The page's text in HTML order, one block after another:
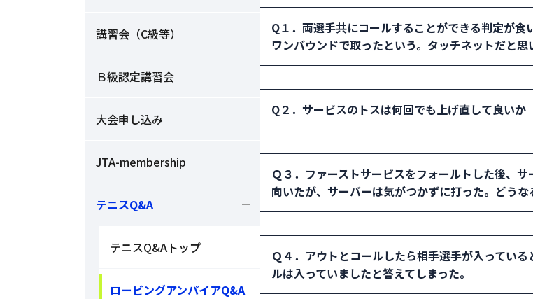
Q１．両選手共にコールすることができる判定が
ワンバウンドで取ったという。タッチネットだと
解決例：両選手の話を引き出し､状況をつかんで判
めな選手、「絶対・・・」と自信のありそうな選
で話す選手を優先して判断しないよう気をつける
なる。
Q２．サービスのトスは何回でも上げ直して良いか
解決例： 回数に制限はないが、25 秒を過ぎれば
間などを考慮する。
Ｑ３．ファーストサービスをフォールトした後、
向いたが、サーバーは気がつかずに打った。どうな
解決例： ノットレディでそのサービスをやり直す。
Ｑ４．アウトとコールしたら相手選手が入ってい
ルは入っていましたと答えてしまった。
講習会（C級等）
Ｂ級認定講習会
大会申し込み
JTA-membership
テニスQ&A
テニスQ&Aトップ
ロービングアンパイアQ&A